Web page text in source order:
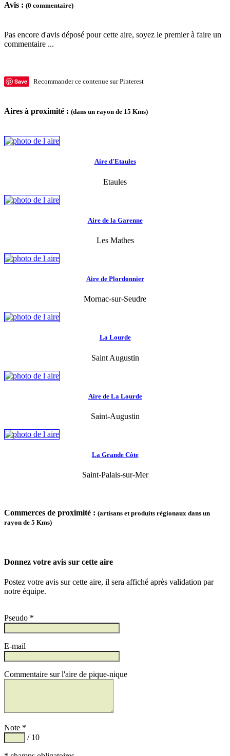
Avis : (0 commentaire)
Pas encore d'avis déposé pour cette aire, soyez le premier à faire un
commentaire ...
Save Recommander ce contenue sur Pinterest
Aires à proximité : (dans un rayon de 15 Kms)
Aire d'Etaules
Etaules
Aire de la Garenne
Les Mathes
Aire de Plordonnier
Mornac-sur-Seudre
La Lourde
Saint Augustin
Aire de La Lourde
Saint-Augustin
La Grande Côte
Saint-Palais-sur-Mer
Commerces de proximité : (artisans et produits régionaux dans un
rayon de 5 Kms)
Donnez votre avis sur cette aire
Postez votre avis sur cette aire, il sera affiché après validation par
notre équipe.
Pseudo *
E-mail
Commentaire sur l'aire de pique-nique
Note *
/ 10